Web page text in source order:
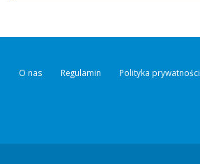
O nas Regulamin Polityka prywatności